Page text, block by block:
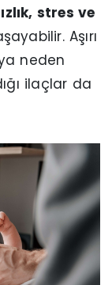
stres ve
Aşırı
neden
ilaçlar da